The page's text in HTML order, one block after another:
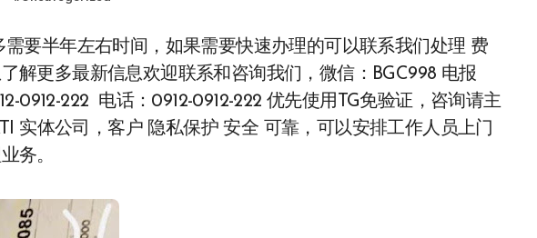
解更多最新信息欢迎联系和咨询我们，微信：BGC998 电报
0912-222 电话：0912-0912-222 优先使用TG免验证，咨询请主
实体公司，客户 隐私保护 安全 可靠，可以安排工作人员上门
务。